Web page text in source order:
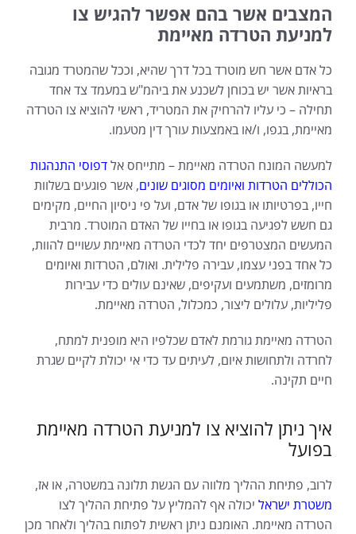
המצבים אשר בהם אפשר להגיש צו
למניעת הטרדה מאיימת
כל אדם אשר חש מוטרד בכל דרך שהיא, וככל שהמטרד מגובה
בראיות אשר יש בכוחן לשכנע את ביהמ"ש במעמד צד אחד
תחילה – כי עליו להרחיק את המטריד, ראשי להוציא צו הטרדה
מאיימת, בגפו, ו/או באמצעות עורך דין מטעמו.
למעשה המונח הטרדה מאיימת – מתייחס אלדפוסי התנהגות
הכוללים הטרדות ואיומים מסוגים שונים, אשר פוגעים בשלוות
חייו, בפרטיותו או בגופו של אדם, ועל פי ניסיון החיים, מקימים
גם חשש לפגיעה בגופו או בחייו של האדם המוטרד. מרבית
המעשים המצטרפים יחד לכדי הטרדה מאיימת עשויים להוות,
כל אחד בפני עצמו, עבירה פלילית. ואולם, הטרדות ואיומים
מרומזים, משתמעים ועקיפים, שאינם עולים כדי עבירות
פליליות, עלולים ליצור, כמכלול, הטרדה מאיימת.
הטרדה מאיימת גורמת לאדם שכלפיו היא מופנית למתח,
לחרדה ולתחושות איום, לעיתים עד כדי אי יכולת לקיים שגרת
חיים תקינה.
איך ניתן להוציא צו למניעת הטרדה מאיימת
בפועל
לרוב, פתיחת ההליך מלווה עם הגשת תלונה במשטרה, או אז,
משטרת ישראל יכולה אף להמליץ על פתיחת ההליך לצו
הטרדה מאיימת. האומנם ניתן ראשית לפתוח בהליך ולאחר מכן